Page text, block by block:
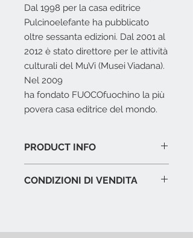
Dal 1998 per la casa editrice
Pulcinoelefante ha pubblicato
oltre sessanta edizioni. Dal 2001 al
2012 è stato direttore per le attività
culturali del MuVi (Musei Viadana).
Nel 2009
ha fondato FUOCOfuochino la più
povera casa editrice del mondo.
PRODUCT INFO
con firma dell'autore.
CONDIZIONI DI VENDITA